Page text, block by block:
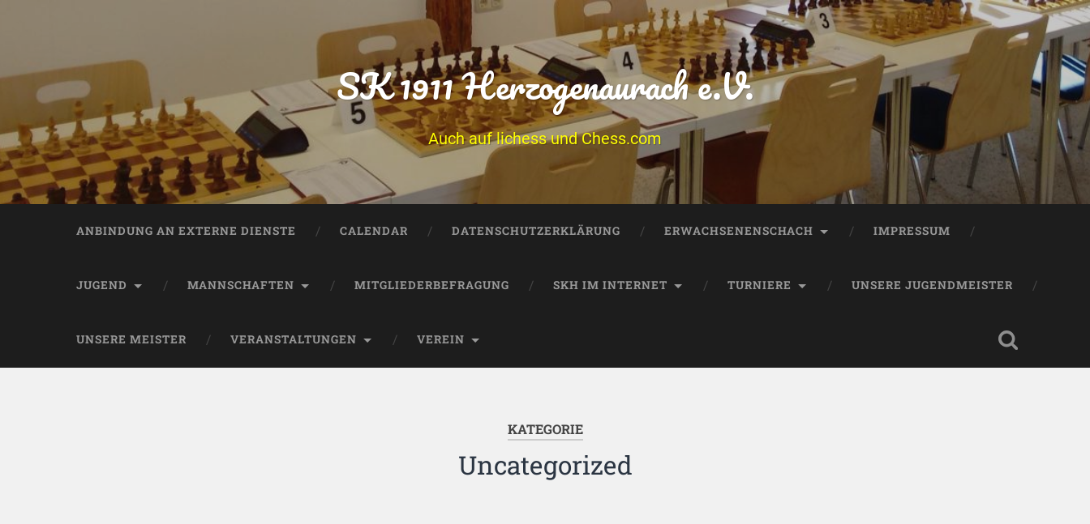
SK 1911 Herzogenaurach e.V.
Auch auf lichess und Chess.com
ANBINDUNG AN EXTERNE DIENSTE CALENDAR DATENSCHUTZERKLÄRUNG ERWACHSENENSCHACH IMPRESSUM
JUGEND MANNSCHAFTEN MITGLIEDERBEFRAGUNG SKH IM INTERNET TURNIERE UNSERE JUGENDMEISTER
UNSERE MEISTER VERANSTALTUNGEN VEREIN
KATEGORIE
Uncategorized